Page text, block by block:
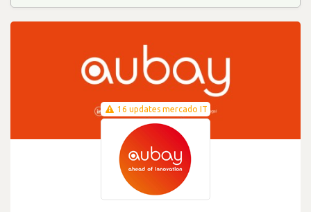
16 updates mercado IT